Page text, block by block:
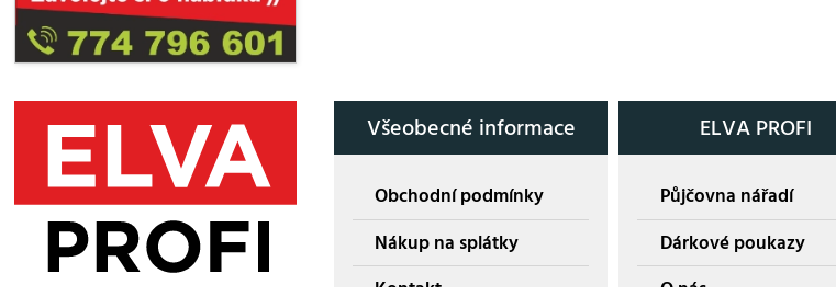
Všeobecné informace
Obchodní podmínky
Nákup na splátky
Kontakt
ELVA PROFI
Půjčovna nářadí
Dárkové poukazy
O nás